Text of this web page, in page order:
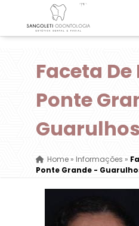
Faceta
Ponte
Guarulhos
Home» Informações »
Ponte Grande -